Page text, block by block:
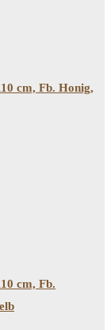
cm, Fb. Honig,
cm, Fb.